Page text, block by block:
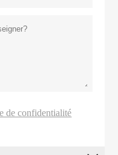
de confidentialité